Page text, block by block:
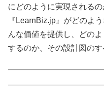
にどのように実現されるの
『LearnBiz.jp』がどのよ
んな価値を提供し、どの
するのか、その設計図のす